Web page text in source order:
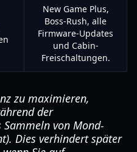
New Game Plus,
Boss-Rush, alle
Firmware-Updates
und Cabin-
Freischaltungen.
zu maximieren,
der
von Mond-
Dies verhindert später